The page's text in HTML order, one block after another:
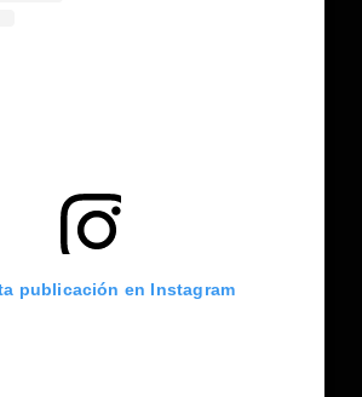
publicación en Instagram